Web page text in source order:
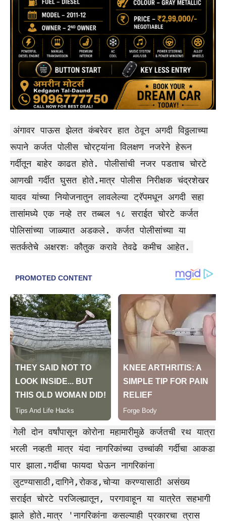
अंगावर पाऊस झेलत कंबरेवर हात ठेवून अगदी विठ्ठलाच्या
रूपाने कर्जत पोलीस चोरट्यांना विलक्षण नजरेने हेरून
गर्दीतून बाहेर काढत होते. पोलीसांची नजर पडताच चोरटे
आणखी गर्दीत घुसत होते.मात्र पोलीस निरीक्षक चंद्रशेखर
यादव यांच्या नियोजनातुन लावलेल्या ट्रॅपमधून अगदी सहा
तासांमध्ये एक नव्हे तर तब्बल १८ सराईत चोरटे कर्जत
पोलिसांच्या जाळ्यात अडकले. कर्जत पोलीसांच्या या
सतर्कतेचे अक्षरशः कौतुक करावे तेवढे कमीच आहेत.
गेली दोन वर्षांपासून कोरोना महामारीमुळे कर्जतची रथ यात्रा
भरली नव्हती मात्र यंदा नागरिकांच्या उच्चांकी गर्दीचा आकडा
पार झाला.गर्दीचा फायदा घेऊन नागरिकांना
लुटण्यासाठी,दागिने,रोकड,चोऱ्या करण्यासाठी असंख्य
सराईत चोरटे परजिल्ह्यातून, परगावाहून या यात्रेत सहभागी
झाले होते.मात्र 'नागरिकांना कसल्याही प्रकारचा त्रास